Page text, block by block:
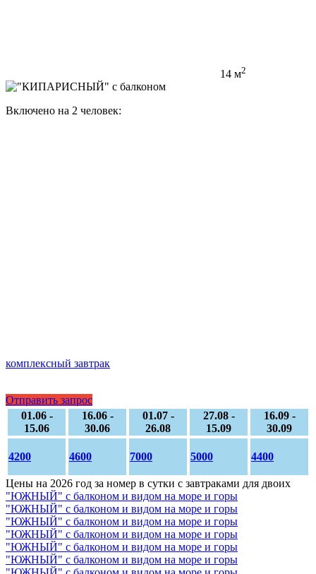
14 м2
Включено на 2 человек:
комплексный завтрак
Отправить запрос
01.06 -
15.06
16.06 -
30.06
01.07 -
26.08
27.08 -
15.09
16.09 -
30.09
4200 4600 7000 5000 4400
Цены на 2026 год за номер в сутки с завтраками для двоих
"ЮЖНЫЙ" с балконом и видом на море и горы
"ЮЖНЫЙ" с балконом и видом на море и горы
"ЮЖНЫЙ" с балконом и видом на море и горы
"ЮЖНЫЙ" с балконом и видом на море и горы
"ЮЖНЫЙ" с балконом и видом на море и горы
"ЮЖНЫЙ" с балконом и видом на море и горы